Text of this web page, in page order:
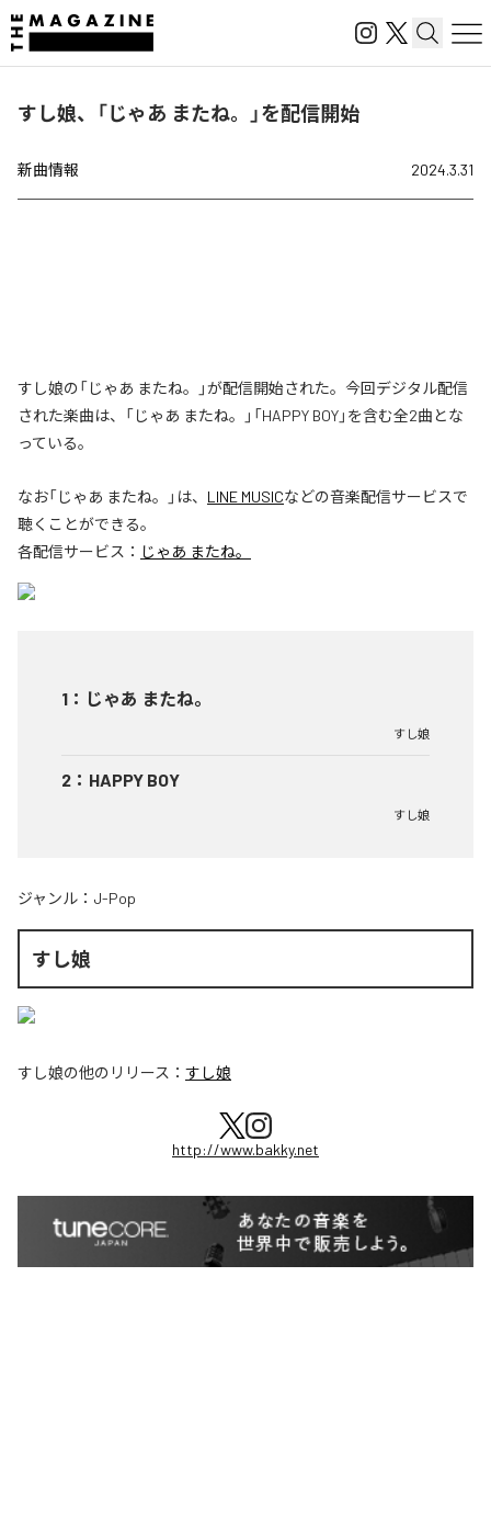
すし娘、「じゃあ またね。」を配信開始
新曲情報 2024.3.31
すし娘の「じゃあ またね。」が配信開始された。今回デジタル配信
された楽曲は、「じゃあ またね。」「HAPPY BOY」を含む全2曲とな
っている。
なお「じゃあ またね。 」は、 LINE MUSICなどの音楽配信サービスで
聴くことができる。
各配信サービス： じゃあ またね。
1 ： じゃあ またね。
すし娘
2 ： HAPPY BOY
すし娘
ジャンル： J-Pop
すし娘
すし娘の他のリリース： すし娘
http://www.bakky.net